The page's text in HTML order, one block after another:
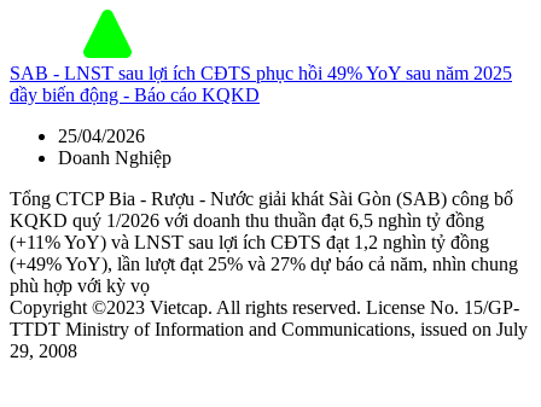
SAB - LNST sau lợi ích CĐTS phục hồi 49% YoY sau năm 2025
đầy biến động - Báo cáo KQKD
25/04/2026
Doanh Nghiệp
Tổng CTCP Bia - Rượu - Nước giải khát Sài Gòn (SAB) công bố
KQKD quý 1/2026 với doanh thu thuần đạt 6,5 nghìn tỷ đồng
(+11% YoY) và LNST sau lợi ích CĐTS đạt 1,2 nghìn tỷ đồng
(+49% YoY), lần lượt đạt 25% và 27% dự báo cả năm, nhìn chung
phù hợp với kỳ vọ
Copyright ©2023 Vietcap. All rights reserved. License No. 15/GP-
TTDT Ministry of Information and Communications, issued on July
29, 2008